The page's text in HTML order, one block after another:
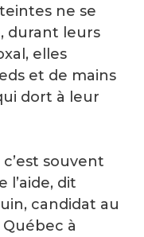
ne se
durant leurs
elles
et de mains
dort à leur
souvent
l’aide, dit
candidat au
à